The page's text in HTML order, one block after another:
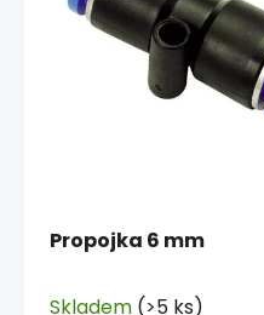
Propojka 6 mm
Skladem (>5 ks)